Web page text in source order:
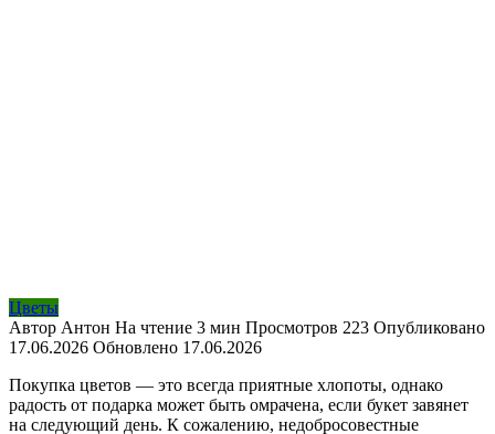
Цветы
Автор Антон На чтение 3 мин Просмотров 223 Опубликовано
17.06.2026 Обновлено 17.06.2026
Покупка цветов — это всегда приятные хлопоты, однако
радость от подарка может быть омрачена, если букет завянет
на следующий день. К сожалению, недобросовестные